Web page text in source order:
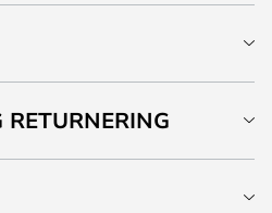
RETURNERING